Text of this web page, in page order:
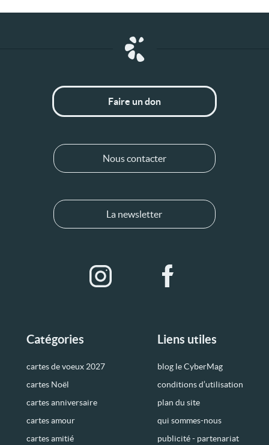
Catégories
cartes de voeux 2027
cartes Noël
cartes anniversaire
cartes amour
cartes amitié
Liens utiles
blog le CyberMag
conditions d’utilisation
plan du site
qui sommes-nous
publicité - partenariat
Faire un don
Nous contacter
La newsletter